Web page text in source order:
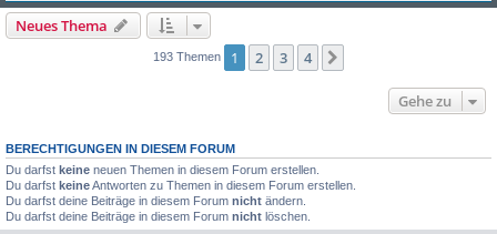
Neues Thema
193 Themen 1 2 3 4
Gehe zu
BERECHTIGUNGEN IN DIESEM FORUM
Du darfst keine neuen Themen in diesem Forum erstellen.
Du darfst keineAntworten zu Themen in diesem Forum erstellen.
Du darfst deine Beiträge in diesem Forum nicht ändern.
Du darfst deine Beiträge in diesem Forum nicht löschen.